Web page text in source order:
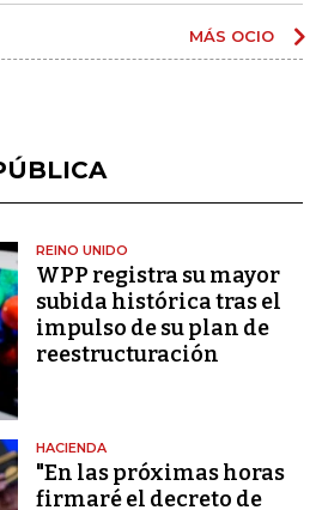
MÁS OCIO
REINO UNIDO
WPP registra su mayor
subida histórica tras el
impulso de su plan de
reestructuración
HACIENDA
"En las próximas horas
firmaré el decreto de